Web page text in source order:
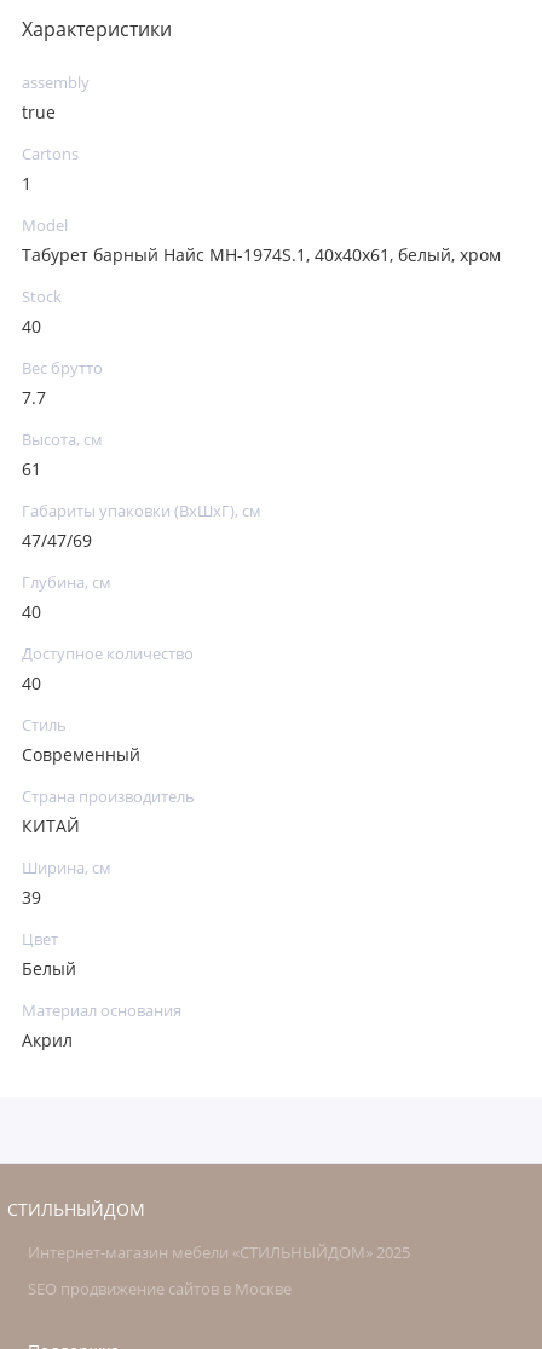
Характеристики
assembly
true
Cartons
1
Model
Табурет барный Найс MH-1974S.1, 40х40х61, белый, хром
Stock
40
Вес брутто
7.7
Высота, см
61
Габариты упаковки (ВхШхГ), см
47/47/69
Глубина, см
40
Доступное количество
40
Стиль
Современный
Страна производитель
КИТАЙ
Ширина, см
39
Цвет
Белый
Материал основания
Акрил
СТИЛЬНЫЙДОМ
Интернет-магазин мебели «СТИЛЬНЫЙДОМ» 2025
SEO продвижение сайтов в Москве